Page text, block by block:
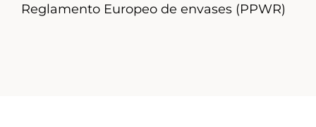
Reglamento Europeo de envases (PPWR)